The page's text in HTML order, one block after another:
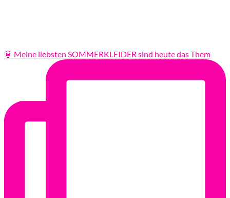
👗 Meine liebsten SOMMERKLEIDER sind heute das Them